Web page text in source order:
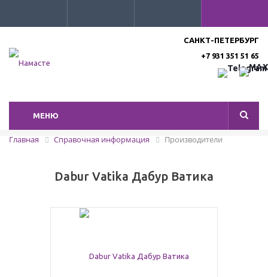
САНКТ-ПЕТЕРБУРГ
+7 931 351 51 65
МЕНЮ
Главная Справочная информация Производители
Dabur Vatika Дабур Ватика